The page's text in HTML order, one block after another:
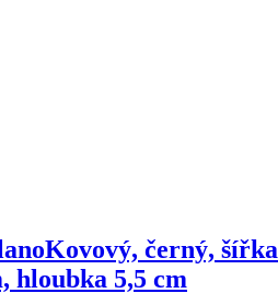
Kovový, černý, šířka
hloubka 5,5 cm